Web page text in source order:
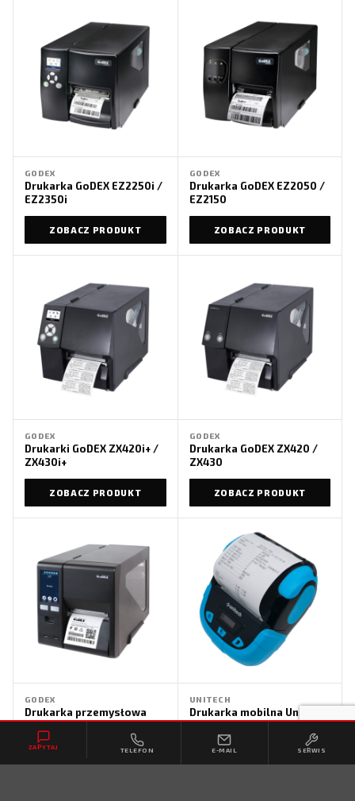
ZAPYTAJ TELEFON E-MAIL SERWIS
GODEX
Drukarka GoDEX EZ2250i /
EZ2350i
ZOBACZ PRODUKT
GODEX
Drukarka GoDEX EZ2050 /
EZ2150
ZOBACZ PRODUKT
GODEX
Drukarki GoDEX ZX420i+ /
ZX430i+
ZOBACZ PRODUKT
GODEX
Drukarka GoDEX ZX420 /
ZX430
ZOBACZ PRODUKT
GODEX
Drukarka przemysłowa
GoDEX GX4000i
ZOBACZ PRODUKT
UNITECH
Drukarka mobilna Unitech
SP320
ZOBACZ PRODUKT